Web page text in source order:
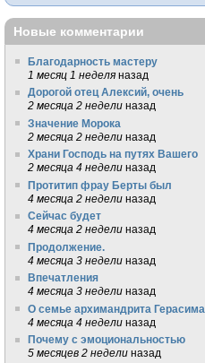
Новые комментарии
Благодарность мастеру
1 месяц 1 неделя назад
Дорогой отец Алексий, очень
2 месяца 2 недели назад
Значение Морока
2 месяца 2 недели назад
Храни Господь на путях Вашего
2 месяца 4 недели назад
Протитип фрау Берты был
4 месяца 2 недели назад
Сейчас будет
4 месяца 2 недели назад
Продолжение.
4 месяца 3 недели назад
Впечатления
4 месяца 3 недели назад
О семье архимандрита Герасима
4 месяца 4 недели назад
Почему с эмоциональностью
5 месяцев 2 недели назад